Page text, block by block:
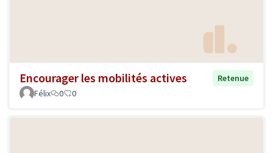
Encourager les mobilités actives
Retenue
Félix
0 0